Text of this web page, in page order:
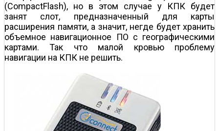
(CompactFlash), но в этом случае у КПК будет
занят слот, предназначенный для карты
расширения памяти, а значит, негде будет хранить
объемное навигационное ПО с географическими
картами. Так что малой кровью проблему
навигации на КПК не решить.